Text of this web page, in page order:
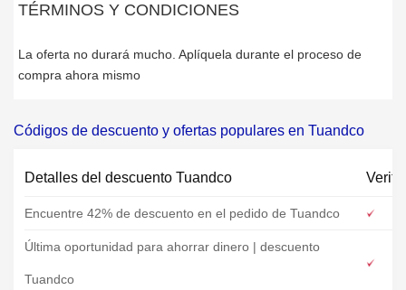
TÉRMINOS Y CONDICIONES
La oferta no durará mucho. Aplíquela durante el proceso de
compra ahora mismo
Códigos de descuento y ofertas populares en Tuandco
Detalles del descuento Tuandco
Encuentre 42% de descuento en el pedido de Tuandco
Última oportunidad para ahorrar dinero | descuento
Tuandco